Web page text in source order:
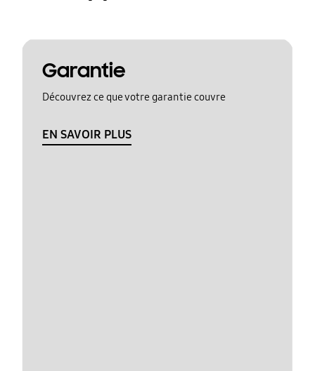
Garantie
Découvrez ce que votre garantie couvre
EN SAVOIR PLUS